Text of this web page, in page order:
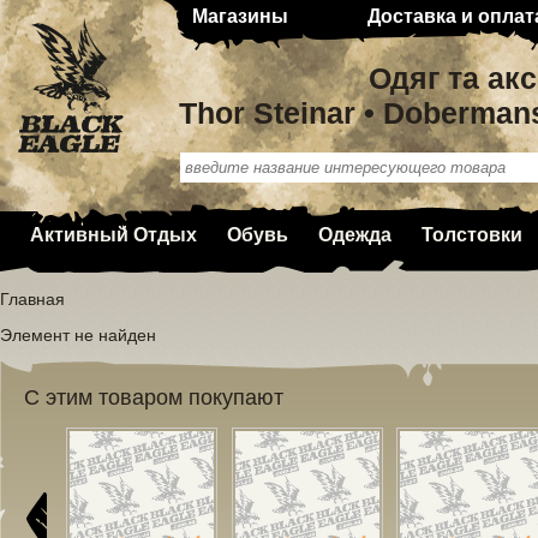
Магазины Доставка и
Одяг та
Thor Steinar •
Активный Отдых Обувь Одежда Толстовки
Главная
Элемент не найден
С этим товаром покупают